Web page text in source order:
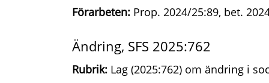
Förarbeten: Prop. 2024/25:89, bet.
Ändring, SFS 2025:762
Rubrik: Lag (2025:762) om ändring i